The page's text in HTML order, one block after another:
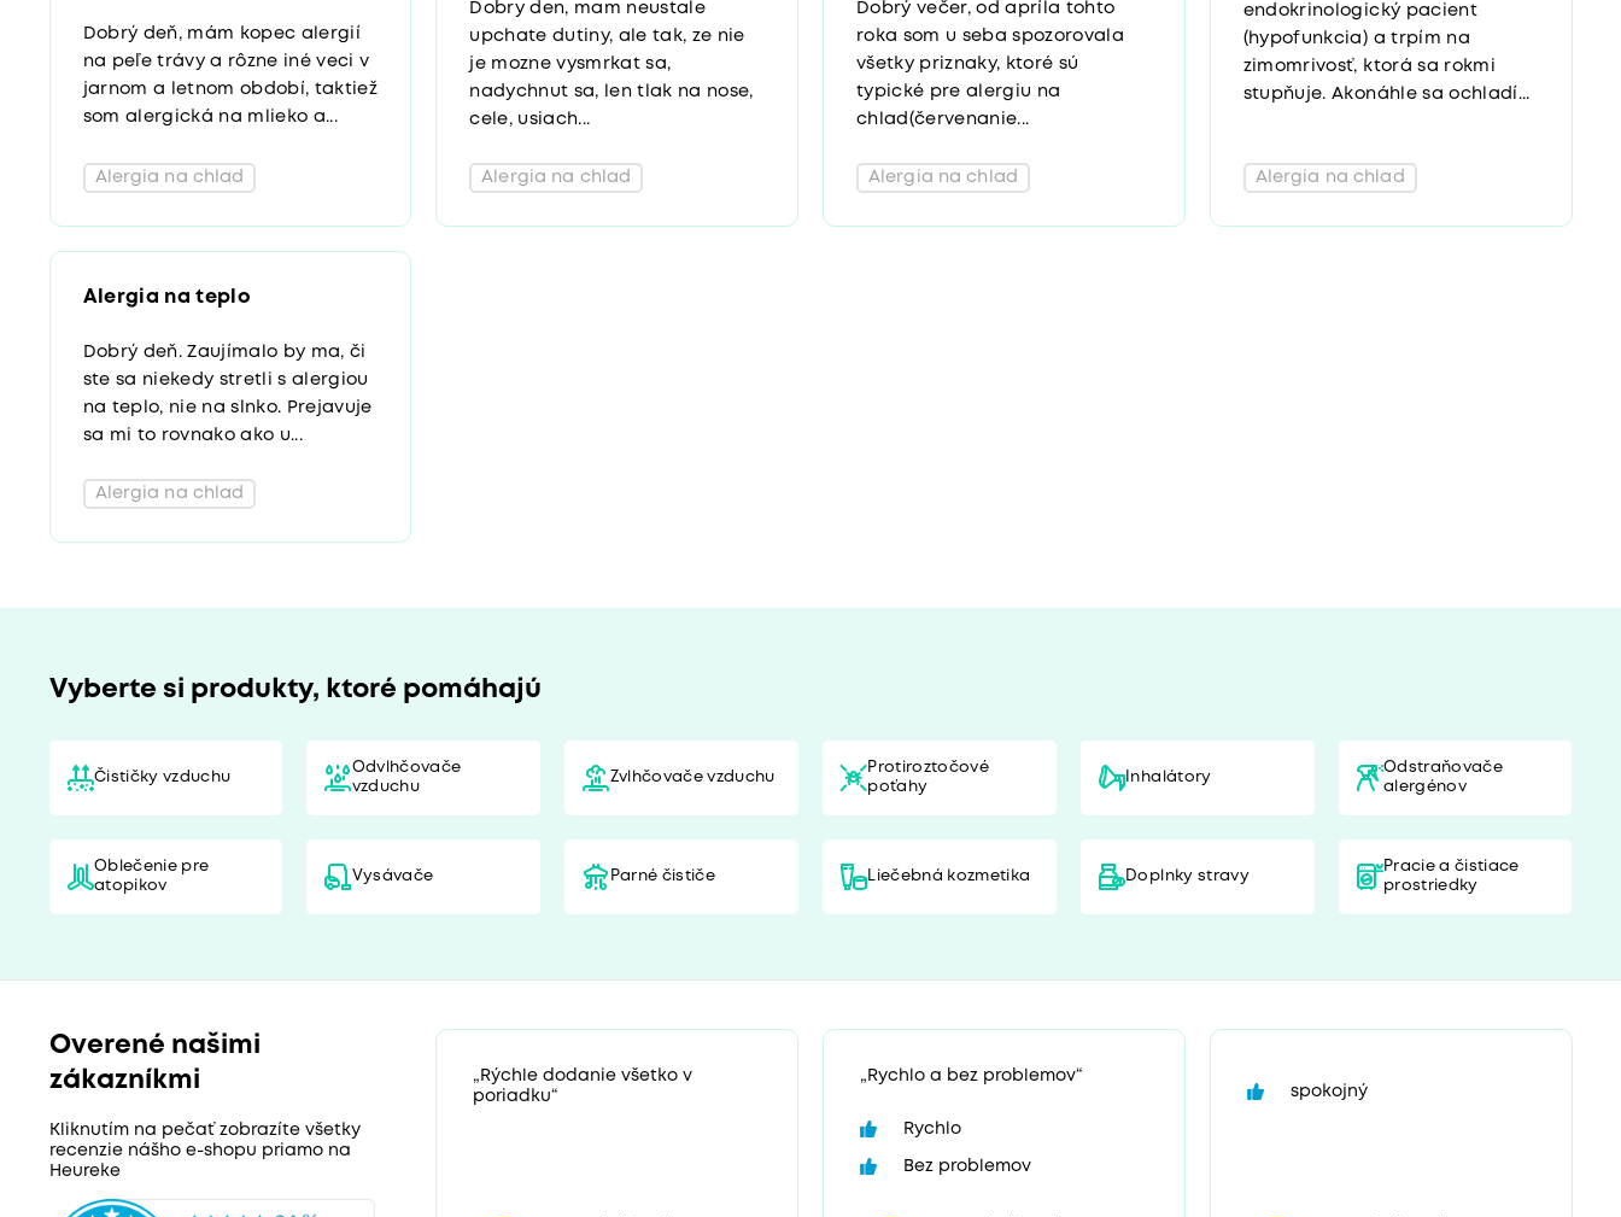
Dobrý deň, mám kopec alergií
na peľe trávy a rôzne iné veci v
jarnom a letnom období, taktiež
som alergická na mlieko a...
Alergia na chlad
Dobry den, mam neustale
upchate dutiny, ale tak, ze nie
je mozne vysmrkat sa,
nadychnut sa, len tlak na nose,
cele, usiach...
Alergia na chlad
Dobrý večer, od apríla tohto
roka som u seba spozorovala
všetky priznaky, ktoré sú
typické pre alergiu na
chlad(červenanie...
Alergia na chlad
endokrinologický pacient
(hypofunkcia) a trpím na
zimomrivosť, ktorá sa rokmi
stupňuje. Akonáhle sa ochladí...
Alergia na chlad
Alergia na teplo
Dobrý deň. Zaujímalo by ma, či
ste sa niekedy stretli s alergiou
na teplo, nie na slnko. Prejavuje
sa mi to rovnako ako u...
Alergia na chlad
Vyberte si produkty, ktoré pomáhajú
Čističky vzduchu
Odvlhčovače
vzduchu
Zvlhčovače vzduchu
Protiroztočové
poťahy
Inhalátory
Odstraňovače
alergénov
Oblečenie pre
atopikov
Vysávače Parné čističe Liečebná kozmetika Doplnky stravy
Pracie a čistiace
prostriedky
Overené našimi
zákazníkmi
Kliknutím na pečať zobrazíte všetky
recenzie nášho e-shopu priamo na
Heureke
„Rýchle dodanie všetko v
poriadku“
„Rychlo a bez problemov“
Rychlo
Bez problemov
spokojný